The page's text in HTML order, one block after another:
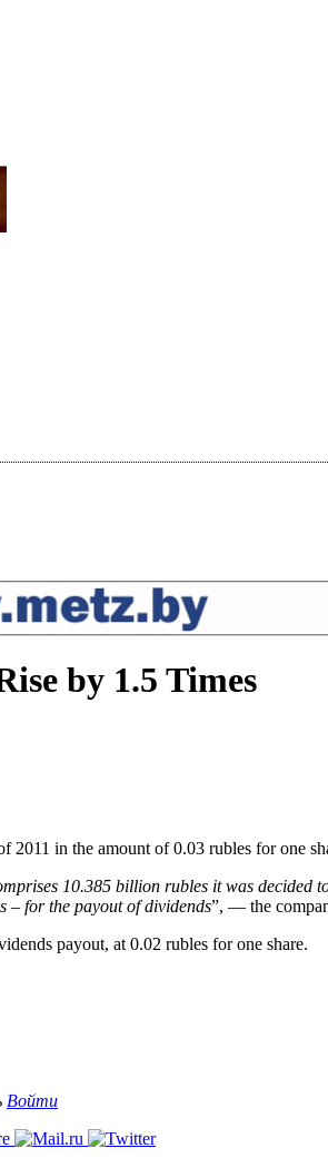
by 1.5 Times
in the amount of 0.03 rubles for one
10.385 billion rubles it was
– for the payout of dividends”, — the
payout, at 0.02 rubles for one share.
Войти